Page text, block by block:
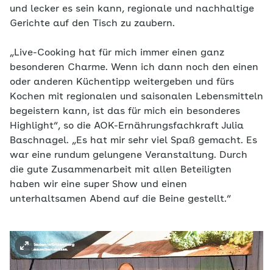
und lecker es sein kann, regionale und nachhaltige
Gerichte auf den Tisch zu zaubern.
„Live-Cooking hat für mich immer einen ganz
besonderen Charme. Wenn ich dann noch den einen
oder anderen Küchentipp weitergeben und fürs
Kochen mit regionalen und saisonalen Lebensmitteln
begeistern kann, ist das für mich ein besonderes
Highlight“, so die AOK-Ernährungsfachkraft Julia
Baschnagel. „Es hat mir sehr viel Spaß gemacht. Es
war eine rundum gelungene Veranstaltung. Durch
die gute Zusammenarbeit mit allen Beteiligten
haben wir eine super Show und einen
unterhaltsamen Abend auf die Beine gestellt.“